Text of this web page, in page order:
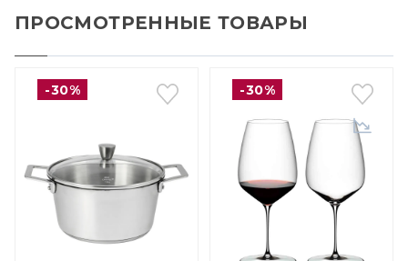
ПРОСМОТРЕННЫЕ ТОВАРЫ
-30% -30%